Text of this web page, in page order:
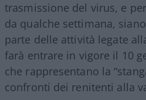
trasmissione del virus, e
da qualche settimana,
parte delle attività legate
farà entrare in vigore il 10
che rappresentano la
confronti dei renitenti alla